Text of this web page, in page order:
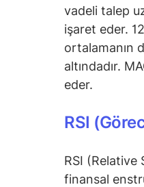
vadeli talep
işaret eder.
ortalamanın
altındadır.
eder.
RSI
RSI
finansal